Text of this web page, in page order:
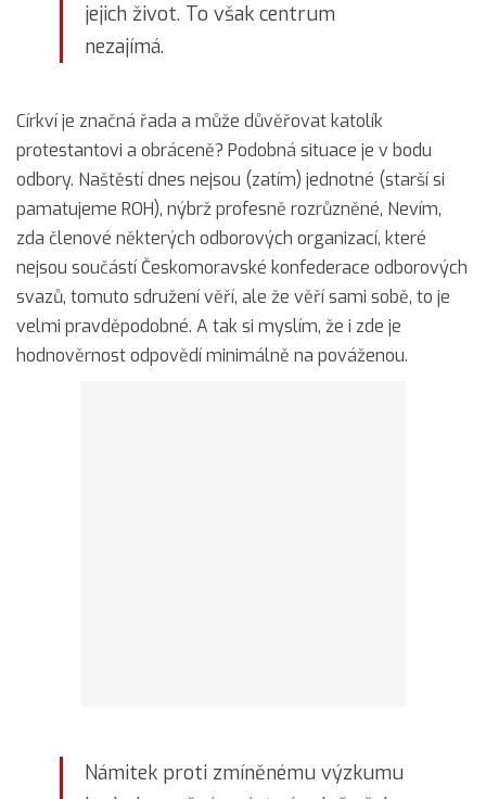
jejich život. To však centrum
nezajímá.
Církví je značná řada a může důvěřovat katolík
protestantovi a obráceně? Podobná situace je v bodu
odbory. Naštěstí dnes nejsou (zatím) jednotné (starší si
pamatujeme ROH), nýbrž profesně rozrůzněné, Nevím,
zda členové některých odborových organizací, které
nejsou součástí Českomoravské konfederace odborových
svazů, tomuto sdružení věří, ale že věří sami sobě, to je
velmi pravděpodobné. A tak si myslím, že i zde je
hodnověrnost odpovědí minimálně na pováženou.
Námitek proti zmíněnému výzkumu